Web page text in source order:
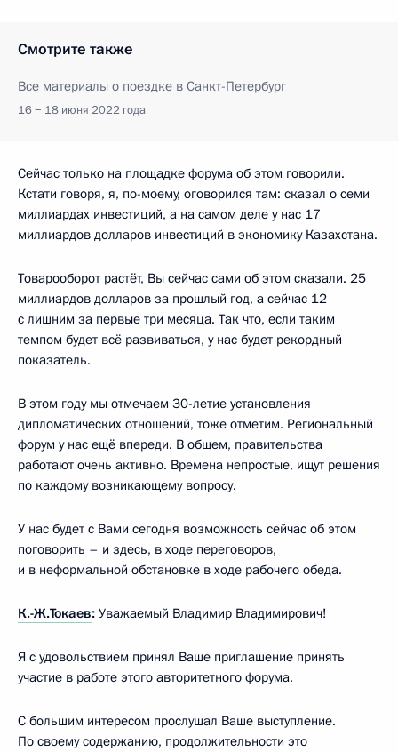
Смотрите также
Все материалы о поездке в Санкт-Петербург
16 − 18 июня 2022 года
Сейчас только на площадке форума об этом говорили.
Кстати говоря, я, по-моему, оговорился там: сказал о семи
миллиардах инвестиций, а на самом деле у нас 17
миллиардов долларов инвестиций в экономику Казахстана.
Товарооборот растёт, Вы сейчас сами об этом сказали. 25
миллиардов долларов за прошлый год, а сейчас 12
с лишним за первые три месяца. Так что, если таким
темпом будет всё развиваться, у нас будет рекордный
показатель.
В этом году мы отмечаем 30-летие установления
дипломатических отношений, тоже отметим. Региональный
форум у нас ещё впереди. В общем, правительства
работают очень активно. Времена непростые, ищут решения
по каждому возникающему вопросу.
У нас будет с Вами сегодня возможность сейчас об этом
поговорить – и здесь, в ходе переговоров,
и в неформальной обстановке в ходе рабочего обеда.
К.-Ж.Токаев: Уважаемый Владимир Владимирович!
Я с удовольствием принял Ваше приглашение принять
участие в работе этого авторитетного форума.
С большим интересом прослушал Ваше выступление.
По своему содержанию, продолжительности это